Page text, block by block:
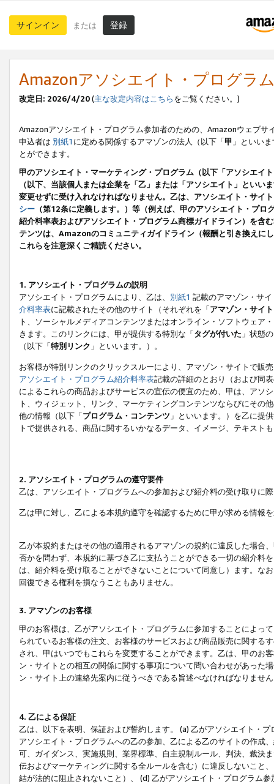
サインイン または 登録
Amazonアソシエイト・プログラ
改定日: 2026/4/20(主な改定内容はこちらをご覧ください。)
Amazonアソシエイト・プログラム参加者のための、Amazonウェブサ
申込者は 別紙1 に定める関係するアマゾンの法人（以下「甲 」といい
とができます。
甲のアソシエイト・マーケティング・プログラム（以下「アソシエイ
（以下、当該個人または企業を「乙」または「アソシエイト」とい
変更せずに受け入れなければなりません。乙は、アソシエイト・サイ
シー （第12条に定義します。）等（例えば、甲のアソシエイト・プ
紹介料率表およびアソシエイト・プログラム商標ガイドライン）を
テンツは、Amazonのコミュニティガイドライン（報酬と引き換えに
これらを注意深くご精読ください。
1. アソシエイト・プログラムの説明
アソシエイト・プログラムにより、乙は、 別紙1 記載のアマゾン・サ
介料率表に記載されたその他のサイト（それぞれを「アマゾン・サイト
ト、ソーシャルメディアコンテンツまたはオンライン・ソフトウェア
きます。このリンクには、甲が提供する特別な「タグが付いた 」状態
（以下「特別リンク 」といいます。）。
お客様が特別リンクのクリックスルーにより、アマゾン・サイトで販
アソシエイト・プログラム紹介料率表記載の詳細のとおり（および同
によるこれらの商品およびサービスの宣伝の便宜のため、甲は、アソ
ト、ウィジェット、リンク、マーケティングコンテンツならびにその
他の情報（以下「プログラム・コンテンツ 」といいます。）を乙に提
トで提供される、商品に関するいかなるデータ、イメージ、テキス
2. アソシエイト・プログラムの遵守要件
乙は、アソシエイト・プログラムへの参加および紹介料の受け取りに
乙は甲に対し、乙による本規約遵守を確認するために甲が求める情報
乙が本規約またはその他の適用されるアマゾンの規約に違反した場合
否かを問わず、本規約に基づき乙に支払うことができる一切の紹介料
は、紹介料を受け取ることができないことについて同意し）ます。な
回復できる権利を損なうこともありません。
3. アマゾンのお客様
甲のお客様は、乙がアソシエイト・プログラムに参加することによっ
られているお客様の注文、お客様のサービスおよび商品販売に関する
され、甲はいつでもこれらを変更することができます。乙は、甲のお
ン・サイトとの相互の関係に関する事項について問い合わせがあった
ン・サイト上の連絡先案内に従うべきである旨述べなければなりませ
4. 乙による保証
乙は、以下を表明、保証および誓約します。 (a) 乙がアソシエイト・
アソシエイト・プログラムへの乙の参加、乙による乙のサイトの作成
可、ガイダンス、実施規則、業界標準、自主規制ルール、判決、裁決
伝およびマーケティングに関する全ルールを含む）に違反しないこと
結が法的に阻止されないこと）、 (d) 乙がアソシエイト・プログラム